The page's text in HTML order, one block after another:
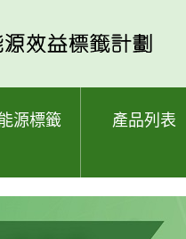
源標籤 產品列表